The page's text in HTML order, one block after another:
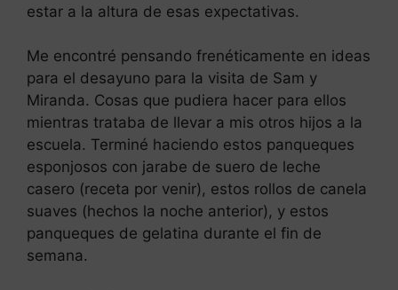
estar a la altura de esas expectativas.
Me encontré pensando frenéticamente en ideas
para el desayuno para la visita de Sam y
Miranda. Cosas que pudiera hacer para ellos
mientras trataba de llevar a mis otros hijos a la
escuela. Terminé haciendo estos panqueques
esponjosos con jarabe de suero de leche
casero (receta por venir), estos rollos de canela
suaves (hechos la noche anterior), y estos
panqueques de gelatina durante el fin de
semana.